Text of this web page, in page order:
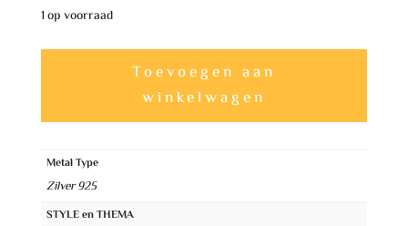
1 op voorraad
Stralende
Halsketting
met
Bloemen
aantal
Toevoegen aan
winkelwagen
Metal Type
Zilver 925
STYLE en THEMA